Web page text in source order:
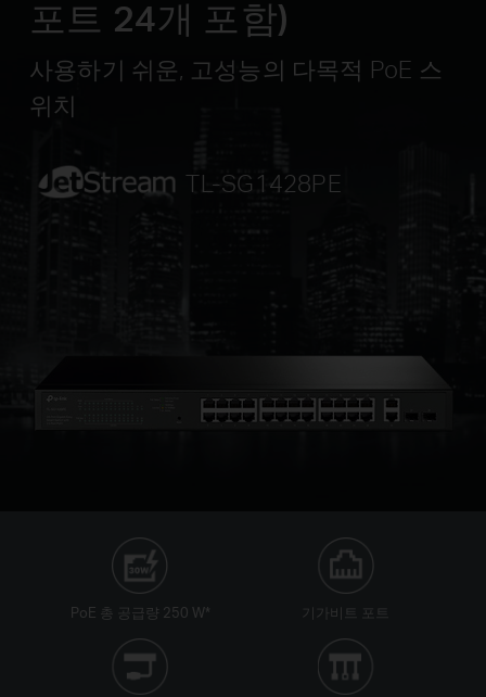
포트 24개 포함)
사용하기 쉬운, 고성능의 다목적 PoE 스
위치
JetStream TL-SG1428PE
PoE 총 공급량 250 W* 기가비트 포트